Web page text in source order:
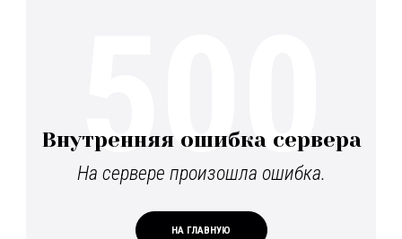
Внутренняя ошибка сервера
На сервере произошла ошибка.
НА ГЛАВНУЮ
500